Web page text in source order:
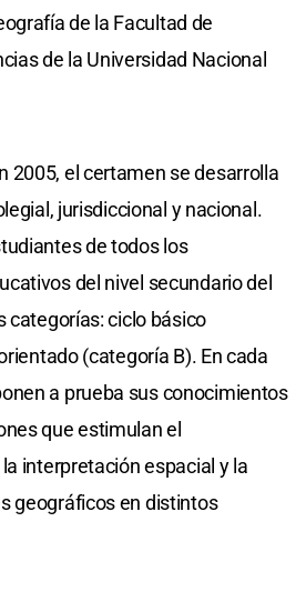
de la Facultad de
de la Universidad Nacional
2005, el certamen se desarrolla
jurisdiccional y nacional.
de todos los
del nivel secundario del
categorías: ciclo básico
(categoría B). En cada
a prueba sus conocimientos
que estimulan el
interpretación espacial y la
geográficos en distintos